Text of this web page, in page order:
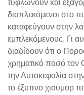
τυφλώνουν και
διαπλεκόμενοι στο
καταφεύγουν στην
εμπλεκόμενους. Γι
διαδίδουν ότι ο
χρηματικό ποσό τον
την Αυτοκεφαλία
το έξυπνο χιούμορ